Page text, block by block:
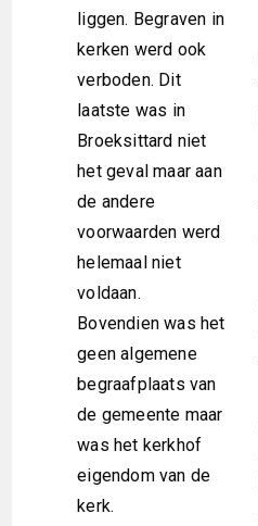
liggen. Begraven in
kerken werd ook
verboden. Dit
laatste was in
Broeksittard niet
het geval maar aan
de andere
voorwaarden werd
helemaal niet
voldaan.
Bovendien was het
geen algemene
begraafplaats van
de gemeente maar
was het kerkhof
eigendom van de
kerk.